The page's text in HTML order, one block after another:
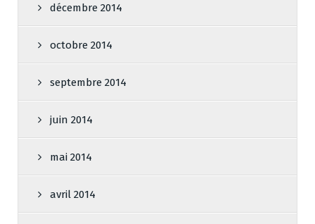
décembre 2014
octobre 2014
septembre 2014
juin 2014
mai 2014
avril 2014